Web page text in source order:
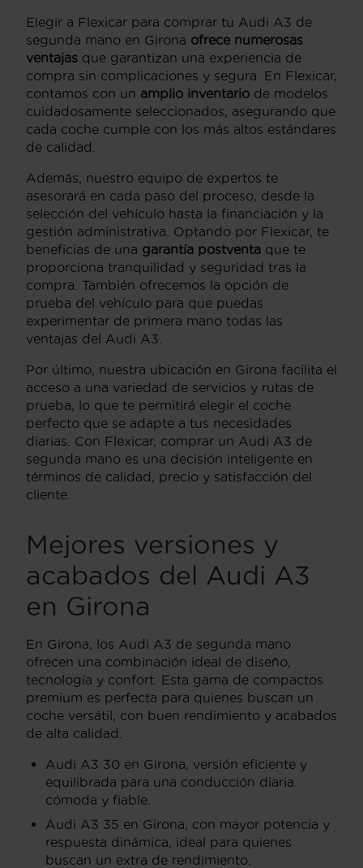
Elegir a Flexicar para comprar tu Audi A3 de
segunda mano en Girona ofrece numerosas
ventajas que garantizan una experiencia de
compra sin complicaciones y segura. En Flexicar,
contamos con un amplio inventario de modelos
cuidadosamente seleccionados, asegurando que
cada coche cumple con los más altos estándares
de calidad.
Además, nuestro equipo de expertos te
asesorará en cada paso del proceso, desde la
selección del vehículo hasta la financiación y la
gestión administrativa. Optando por Flexicar, te
beneficias de una garantía postventa que te
proporciona tranquilidad y seguridad tras la
compra. También ofrecemos la opción de
prueba del vehículo para que puedas
experimentar de primera mano todas las
ventajas del Audi A3.
Por último, nuestra ubicación en Girona facilita el
acceso a una variedad de servicios y rutas de
prueba, lo que te permitirá elegir el coche
perfecto que se adapte a tus necesidades
diarias. Con Flexicar, comprar un Audi A3 de
segunda mano es una decisión inteligente en
términos de calidad, precio y satisfacción del
cliente.
Mejores versiones y
acabados del Audi A3
en Girona
En Girona, los Audi A3 de segunda mano
ofrecen una combinación ideal de diseño,
tecnología y confort. Esta gama de compactos
premium es perfecta para quienes buscan un
coche versátil, con buen rendimiento y acabados
de alta calidad.
Audi A3 30 en Girona, versión eficiente y
equilibrada para una conducción diaria
cómoda y fiable.
Audi A3 35 en Girona, con mayor potencia y
respuesta dinámica, ideal para quienes
buscan un extra de rendimiento.